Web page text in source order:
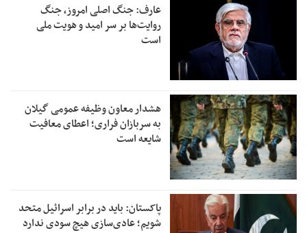
عارف: جنگ اصلی امروز، جنگ
روایت‌ها بر سر امید و هویت ملی
است
هشدار معاون وظیفه عمومی گیلان
به سربازان فراری؛ اعطای معافیت
شایعه است
پاکستان: باید در برابر اسرائیل متحد
شویم؛ عادی‌سازی هیچ سودی ندارد